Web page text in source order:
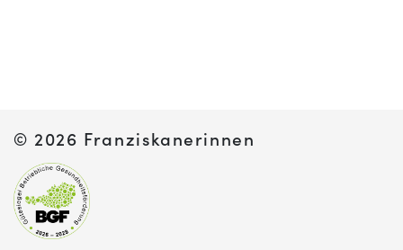
© 2026 Franziskanerinnen